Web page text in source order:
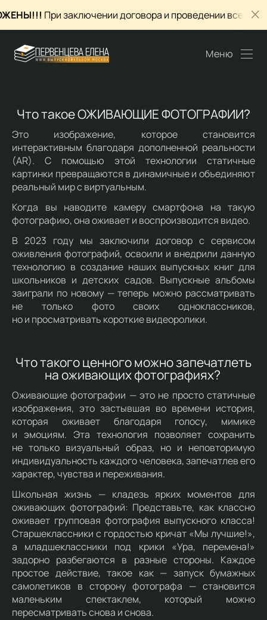
При заключении договора и проведении всех
Меню
Что такое ОЖИВАЮЩИЕ ФОТОГРАФИИ?
Это изображение, которое становится
интерактивным благодаря дополненной реальности
(AR). С помощью этой технологии статичные
картинки превращаются в динамичные и объединяют
реальный мир с виртуальным.
Когда вы наводите камеру смартфона на такую
фотографию, она оживает и воспроизводится видео.
В 2023 году мы заключили договор с сервисом
оживления фотографий, освоили и внедрили данную
технологию в создание наших выпускных книг для
школьников и детских садов. Выпускные альбомы
заиграли по новому — теперь можно рассматривать
не только фото своих одноклассников,
но и просматривать короткие видеоролики.
Что такого ценного можно запечатлеть
на оживающих фотографиях?
Оживающие фотографии — это не просто статичные
изображения, это застывшая во времени история,
которая оживает благодаря голосу, мимике
и эмоциям. Эта технология позволяет сохранить
не только визуальный образ, но и неповторимую
индивидуальность каждого человека, запечатлев его
характер, чувства и переживания.
Школьная жизнь — кладезь ярких моментов для
оживающих фотографий: Представьте, как классно
оживает групповая фотография выпускного класса!
Старшеклассники с гордостью кричат «Мы лучшие!»,
а младшеклассники под крики «Ура, перемена!»
задорно разбегаются в разные стороны. Каждое
простое действие, такое как — запуск бумажных
самолетиков в сторону фотографа — становится
маленьким спектаклем, который можно
пересматривать снова и снова.